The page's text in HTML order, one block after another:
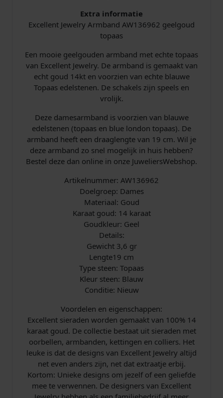
Extra informatie
Excellent Jewelry Armband AW136962 geelgoud
topaas
Een mooie geelgouden armband met echte topaas
van Excellent Jewelry. De armband is gemaakt van
echt goud 14kt en voorzien van echte blauwe
Topaas edelstenen. De schakels zijn speels en
vrolijk.
Deze damesarmband is voorzien van blauwe
edelstenen (topaas en blue london topaas). De
armband heeft een draaglengte van 19 cm. Wil je
deze armband zo snel mogelijk in huis hebben?
Bestel deze dan online in onze JuweliersWebshop.
Artikelnummer: AW136962
Doelgroep: Dames
Materiaal: Goud
Karaat goud: 14 karaat
Goudkleur: Geel
Details:
Gewicht 3,6 gr
Lengte19 cm
Type steen: Topaas
Kleur steen: Blauw
​Conditie: Nieuw
Voordelen en eigenschappen:
Excellent sieraden worden gemaakt van 100% 14
karaat goud. De collectie bestaat uit sieraden met
oorbellen, armbanden, kettingen en colliers. Het
leuke is dat de designs van Excellent Jewelry altijd
net even anders zijn, net dat extraatje erbij.
Kortom: Unieke designs om jezelf of een geliefde
mee te verwennen. De designers van Excellent